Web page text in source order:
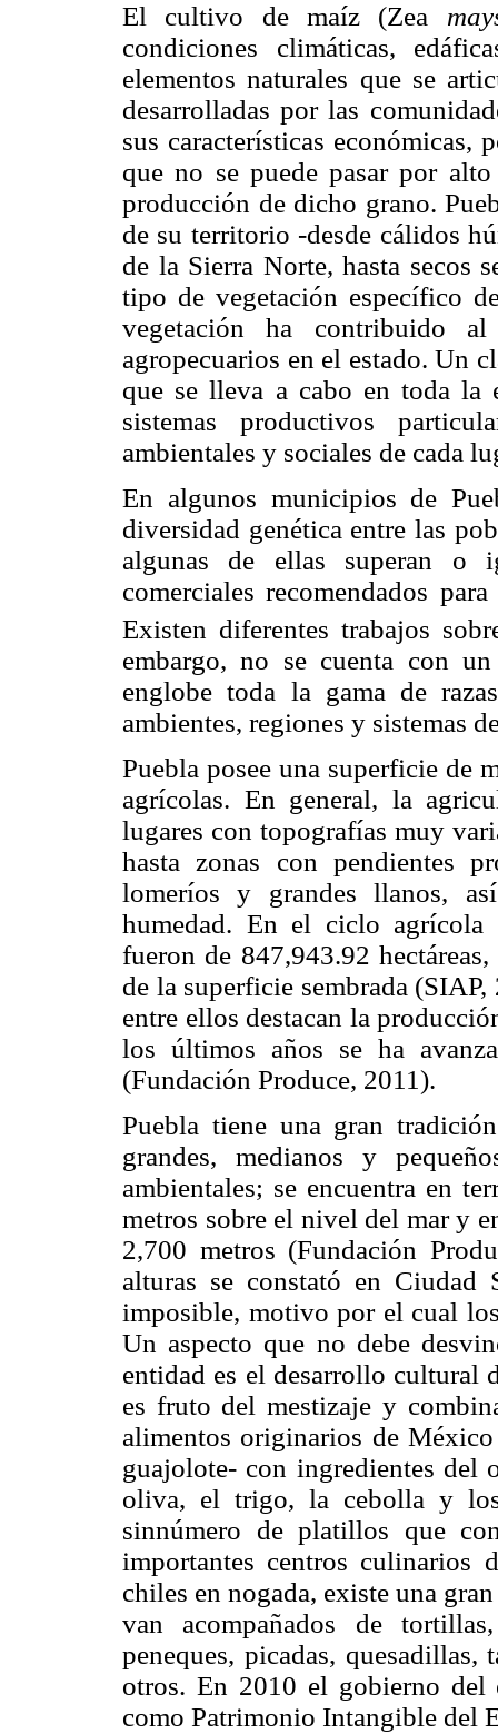
El cultivo de maíz (Zea
condiciones climáticas,
elementos naturales que se
desarrolladas por las
sus características económicas,
que no se puede pasar por
producción de dicho grano.
de su territorio -desde cálidos
de la Sierra Norte, hasta secos
tipo de vegetación específico
vegetación ha contribuido al
agropecuarios en el estado. Un
que se lleva a cabo en toda la
sistemas productivos
ambientales y sociales de cada
En algunos municipios de
diversidad genética entre las
algunas de ellas superan o
comerciales recomendados
Existen diferentes trabajos
embargo, no se cuenta con
englobe toda la gama de
ambientes, regiones y sistemas
Puebla posee una superficie de
agrícolas. En general, la
lugares con topografías muy
hasta zonas con pendientes
lomeríos y grandes llanos,
humedad. En el ciclo agrícola
fueron de 847,943.92
de la superficie sembrada
entre ellos destacan la
los últimos años se ha
(Fundación Produce, 2011).
Puebla tiene una gran
grandes, medianos y
ambientales; se encuentra en
metros sobre el nivel del mar y
2,700 metros (Fundación
alturas se constató en
imposible, motivo por el cual
Un aspecto que no debe
entidad es el desarrollo cultural
es fruto del mestizaje y
alimentos originarios de
guajolote- con ingredientes del
oliva, el trigo, la cebolla y
sinnúmero de platillos que
importantes centros culinarios
chiles en nogada, existe una
van acompañados de
peneques, picadas, quesadillas,
otros. En 2010 el gobierno del
como Patrimonio Intangible del